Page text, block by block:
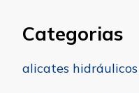
Categorias
alicates hidráulicos